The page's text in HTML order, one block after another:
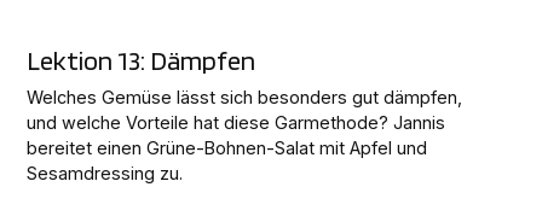
Lektion 13: Dämpfen
Welches Gemüse lässt sich besonders gut dämpfen,
und welche Vorteile hat diese Garmethode? Jannis
bereitet einen Grüne-Bohnen-Salat mit Apfel und
Sesamdressing zu.